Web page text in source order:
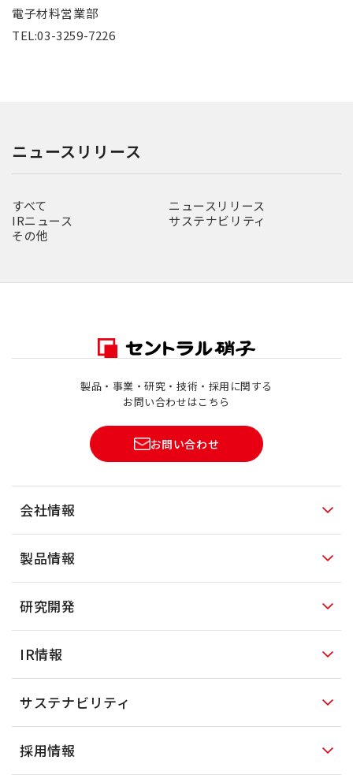
電子材料営業部
TEL:03-3259-7226
ニュースリリース
すべて
ニュースリリース
IRニュース
サステナビリティ
その他
製品・事業・研究・技術・採用に関する
お問い合わせはこちら
お問い合わせ
会社情報
製品情報
研究開発
IR情報
サステナビリティ
採用情報